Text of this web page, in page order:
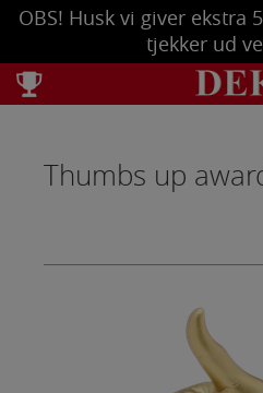
OBS! Husk vi giver ekstra
tjekker ud
Tøm kurv
Thumbs up